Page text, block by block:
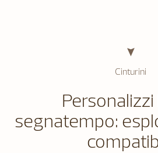
Cinturini
Personalizzi
segnatempo: